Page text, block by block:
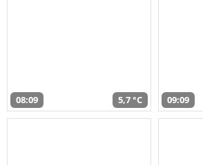
08:09 5,7 °C 09:09